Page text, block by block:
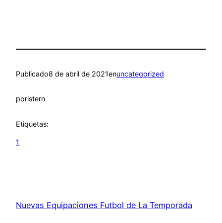
Publicado8 de abril de 2021enuncategorized
poristern
Etiquetas:
1
Nuevas Equipaciones Futbol de La Temporada